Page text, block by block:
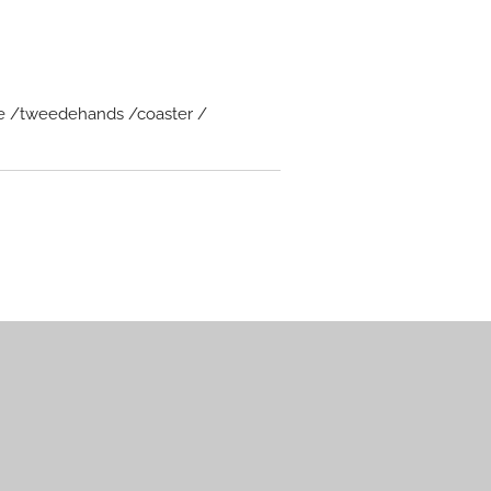
/tweedehands /coaster /